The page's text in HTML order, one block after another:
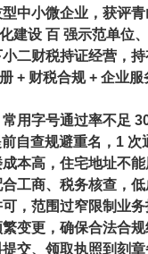
中小微企业 ，获评青
建设 百 强示范单位
二财税持证经营，
+ 财税合规 + 企业服
用字号通过率不足
自查规避重名， 1 次
本高，住宅地址不
工商、税务核查，
，范围过窄限制业
变更，确保合法合规
交、领取执照到刻